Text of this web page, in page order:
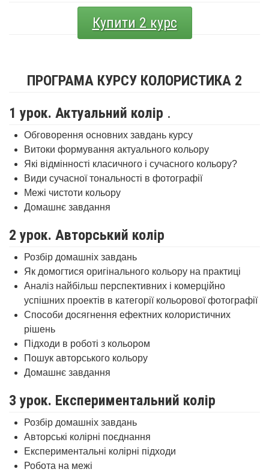
Купити 2 курс
ПРОГРАМА КУРСУ КОЛОРИСТИКА 2
1 урок. Актуальний колір .
Обговорення основних завдань курсу
Витоки формування актуального кольору
Які відмінності класичного і сучасного кольору?
Види сучасної тональності в фотографії
Межі чистоти кольору
Домашнє завдання
2 урок. Авторський колір
Розбір домашніх завдань
Як домогтися оригінального кольору на практиці
Аналіз найбільш перспективних і комерційно
успішних проектів в категорії кольорової фотографії
Способи досягнення ефектних колористичних
рішень
Підходи в роботі з кольором
Пошук авторського кольору
Домашнє завдання
3 урок. Експериментальний колір
Розбір домашніх завдань
Авторські колірні поєднання
Експериментальні колірні підходи
Робота на межі